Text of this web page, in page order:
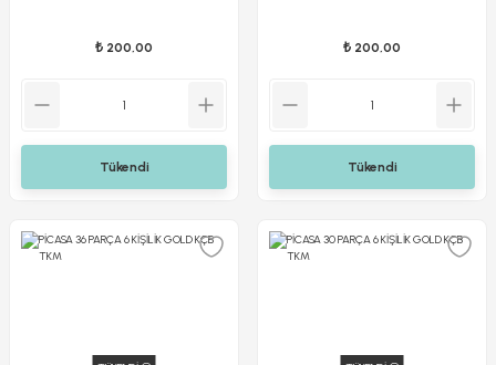
₺ 200,00
Tükendi
₺ 200,00
Tükendi